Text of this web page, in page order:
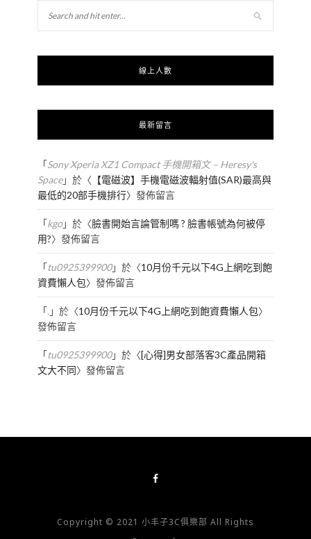
線上人數
最新留言
「Sony Xperia XZ1 Compact 手機開箱文 – Heresy's
Space」於〈 【電磁波】手機電磁波輻射值(SAR)最高與
最低的20部手機排行〉發佈留言
「kgo」於〈臉書開始言論管制嗎 ? 臉書帳號為何被停
用?〉發佈留言
「tu0925399900」於〈10月份千元以下4G上網吃到飽
資費懶人包〉發佈留言
「.」於〈10月份千元以下4G上網吃到飽資費懶人包〉
發佈留言
「tu0925399900」於〈[心得]男女部落客3C產品開箱
文大不同〉發佈留言
Copyright © 2021 小丰子3C俱樂部 All Rights